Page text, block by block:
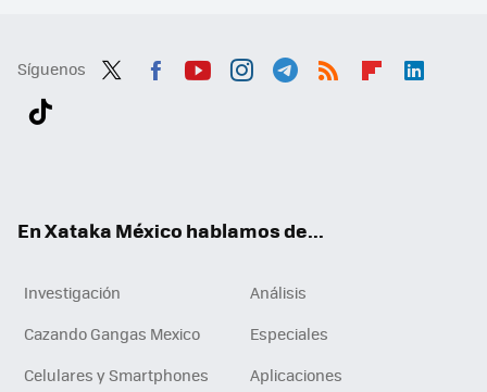
Síguenos
En Xataka México hablamos de...
Investigación
Análisis
Cazando Gangas Mexico
Especiales
Celulares y Smartphones
Aplicaciones